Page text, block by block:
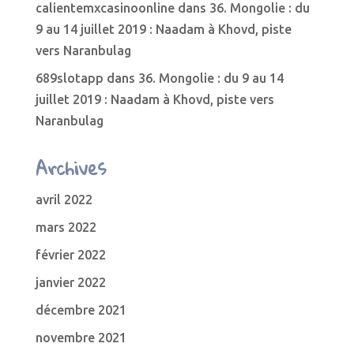
calientemxcasinoonlinedans 36. Mongolie : du
9 au 14 juillet 2019 : Naadam à Khovd, piste
vers Naranbulag
689slotapp dans 36. Mongolie : du 9 au 14
juillet 2019 : Naadam à Khovd, piste vers
Naranbulag
Archives
avril 2022
mars 2022
février 2022
janvier 2022
décembre 2021
novembre 2021